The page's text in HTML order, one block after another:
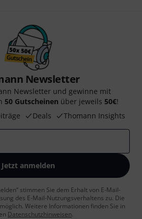
Newsletter
Newsletter und gewinne mit
50 Gutscheinen über jeweils 50€!
Deals Thomann Insights
Jetzt anmelden
stimmen Sie dem Erhalt von E-Mail-
des E-Mail-Nutzungsverhaltens zu. Die
Weitere Informationen finden Sie in
Datenschutzhinweisen.